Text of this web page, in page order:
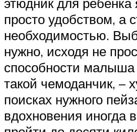
просто удобством, а
необходимостью.
нужно, исходя не
способности малыша
такой чемоданчик, –
поисках нужного
вдохновения иногда